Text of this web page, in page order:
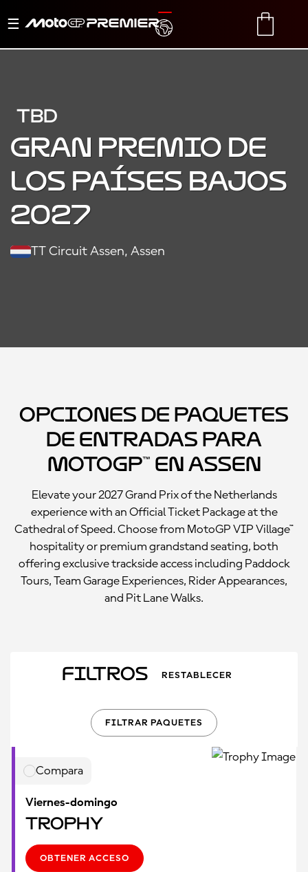
Alternar
TRANSLATE
TBD
Gran Premio de
los Países Bajos
2027
TT Circuit Assen, Assen
Opciones de paquetes
de entradas para
MotoGP™ en Assen
Elevate your 2027 Grand Prix of the Netherlands
experience with an Official Ticket Package at the
Cathedral of Speed. Choose from MotoGP VIP Village™
hospitality or premium grandstand seating, both
offering exclusive trackside access including Paddock
Tours, Team Garage Experiences, Rider Appearances,
and Pit Lane Walks.
Filtros RESTABLECER
FILTRAR PAQUETES
Compara
Viernes-domingo
Trophy
OBTENER ACCESO